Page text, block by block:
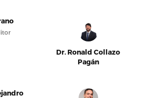
Dr. Ronald Collazo
Pagán